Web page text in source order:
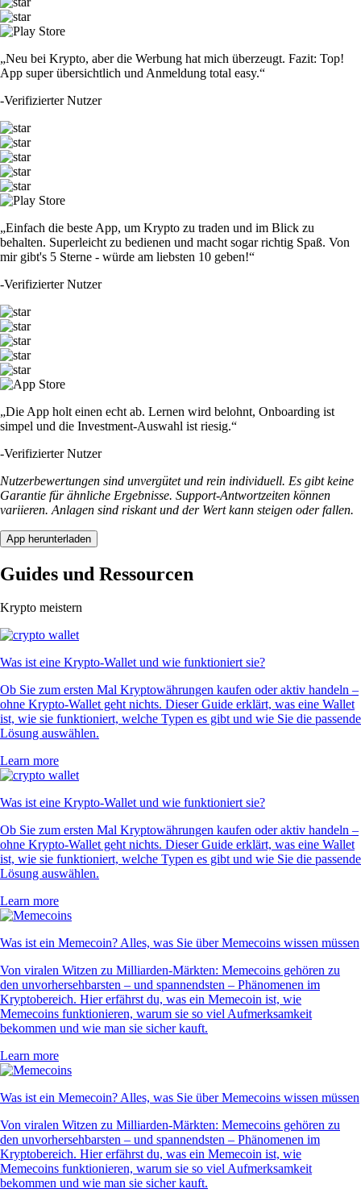
„Neu bei Krypto, aber die Werbung hat mich überzeugt. Fazit: Top!
App super übersichtlich und Anmeldung total easy.“
-Verifizierter Nutzer
„Einfach die beste App, um Krypto zu traden und im Blick zu
behalten. Superleicht zu bedienen und macht sogar richtig Spaß. Von
mir gibt's 5 Sterne - würde am liebsten 10 geben!“
-Verifizierter Nutzer
„Die App holt einen echt ab. Lernen wird belohnt, Onboarding ist
simpel und die Investment-Auswahl ist riesig.“
-Verifizierter Nutzer
Nutzerbewertungen sind unvergütet und rein individuell. Es gibt keine
Garantie für ähnliche Ergebnisse. Support-Antwortzeiten können
variieren. Anlagen sind riskant und der Wert kann steigen oder fallen.
App herunterladen
Guides und Ressourcen
Krypto meistern
Was ist eine Krypto-Wallet und wie funktioniert sie?
Ob Sie zum ersten Mal Kryptowährungen kaufen oder aktiv handeln –
ohne Krypto-Wallet geht nichts. Dieser Guide erklärt, was eine Wallet
ist, wie sie funktioniert, welche Typen es gibt und wie Sie die passende
Lösung auswählen.
Learn more
Was ist eine Krypto-Wallet und wie funktioniert sie?
Ob Sie zum ersten Mal Kryptowährungen kaufen oder aktiv handeln –
ohne Krypto-Wallet geht nichts. Dieser Guide erklärt, was eine Wallet
ist, wie sie funktioniert, welche Typen es gibt und wie Sie die passende
Lösung auswählen.
Learn more
Was ist ein Memecoin? Alles, was Sie über Memecoins wissen müssen
Von viralen Witzen zu Milliarden-Märkten: Memecoins gehören zu
den unvorhersehbarsten – und spannendsten – Phänomenen im
Kryptobereich. Hier erfährst du, was ein Memecoin ist, wie
Memecoins funktionieren, warum sie so viel Aufmerksamkeit
bekommen und wie man sie sicher kauft.
Learn more
Was ist ein Memecoin? Alles, was Sie über Memecoins wissen müssen
Von viralen Witzen zu Milliarden-Märkten: Memecoins gehören zu
den unvorhersehbarsten – und spannendsten – Phänomenen im
Kryptobereich. Hier erfährst du, was ein Memecoin ist, wie
Memecoins funktionieren, warum sie so viel Aufmerksamkeit
bekommen und wie man sie sicher kauft.